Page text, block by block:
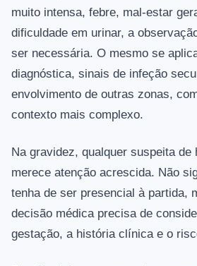
muito intensa, febre, mal-estar
dificuldade em urinar, a
ser necessária. O mesmo se
diagnóstica, sinais de infeção
envolvimento de outras zonas,
contexto mais complexo.
Na gravidez, qualquer suspeita de
merece atenção acrescida. Não
tenha de ser presencial à partida,
decisão médica precisa de
gestação, a história clínica e o